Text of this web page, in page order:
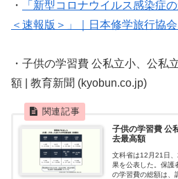
・
「新型コロナウイルス感染症
＜速報版＞」｜日本修学旅行協
・子供の学習費 公私立小、公私
額 | 教育新聞 (kyobun.co.jp)
子供の学習費 公
去最高額
文科省は12月21日
果を公表した。保護
の学習費の総額は、